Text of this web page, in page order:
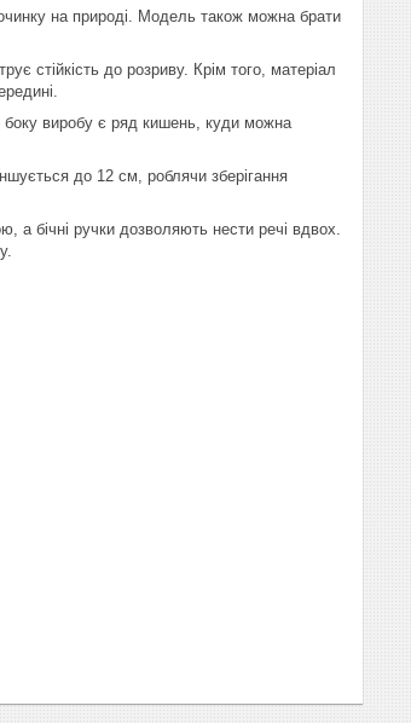
на природі. Модель також можна брати
стійкість до розриву. Крім того, матеріал
боку виробу є ряд кишень, куди можна
до 12 см, роблячи зберігання
а бічні ручки дозволяють нести речі вдвох.